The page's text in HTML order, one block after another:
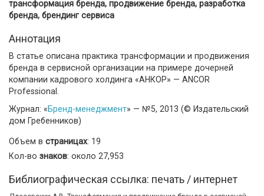
трансформация бренда, продвижение бренда, разработка
бренда, брендинг сервиса
Аннотация
В статье описана практика трансформации и продвижения
бренда в сервисной организации на примере дочерней
компании кадрового холдинга «АНКОР» — ANCOR
Professional.
Журнал: «Бренд-менеджмент» — №5, 2013 (© Издательский
дом Гребенников)
Объем в страницах: 19
Кол-во знаков: около 27,953
Библиографическая ссылка: печать / интернет